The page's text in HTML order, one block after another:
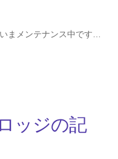
まメンテナンス中です…
ッジの記